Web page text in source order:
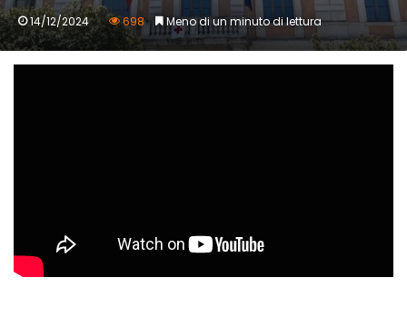
14/12/2024 698 Meno di un minuto di lettura